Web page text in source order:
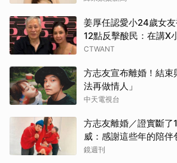
姜厚任認愛小24歲女
12點反擊酸民：在講X
CTWANT
方志友宣布離婚！結束
法再做情人」
中天電視台
方志友離婚／證實斷
威：感謝這些年的陪伴
鏡週刊